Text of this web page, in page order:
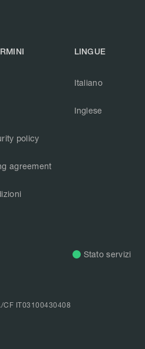
policy
agreement
LINGUE
Italiano
Inglese
Stato servizi
CF IT03100430408